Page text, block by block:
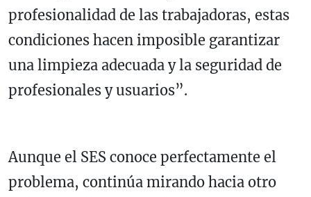
profesionalidad de las trabajadoras, estas
condiciones hacen imposible garantizar
una limpieza adecuada y la seguridad de
profesionales y usuarios”.
Aunque el SES conoce perfectamente el
problema, continúa mirando hacia otro